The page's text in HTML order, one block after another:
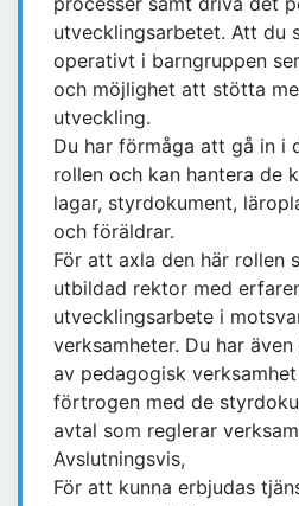
utvecklingsarbetet. Att du
operativt i barngruppen
och möjlighet att stötta
utveckling.
Du har förmåga att gå in i
rollen och kan hantera de
lagar, styrdokument,
och föräldrar.
För att axla den här rollen
utbildad rektor med
utvecklingsarbete i
verksamheter. Du har
av pedagogisk
förtrogen med de
avtal som reglerar
Avslutningsvis,
För att kunna erbjudas